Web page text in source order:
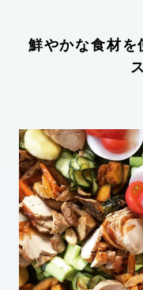
鮮やかな食材を